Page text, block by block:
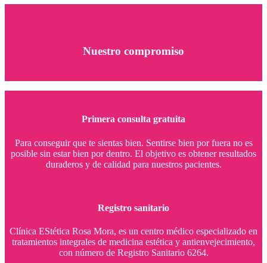
Nuestro compromiso
Primera consulta gratuita
Para conseguir que te sientas bien. Sentirse bien por fuera no es
posible sin estar bien por dentro. El objetivo es obtener resultados
duraderos y de calidad para nuestros pacientes.
Registro sanitario
Clínica EStética Rosa Mora, es un centro médico especializado en
tratamientos integrales de medicina estética y antienvejecimiento,
con número de Registro Sanitario 6264.